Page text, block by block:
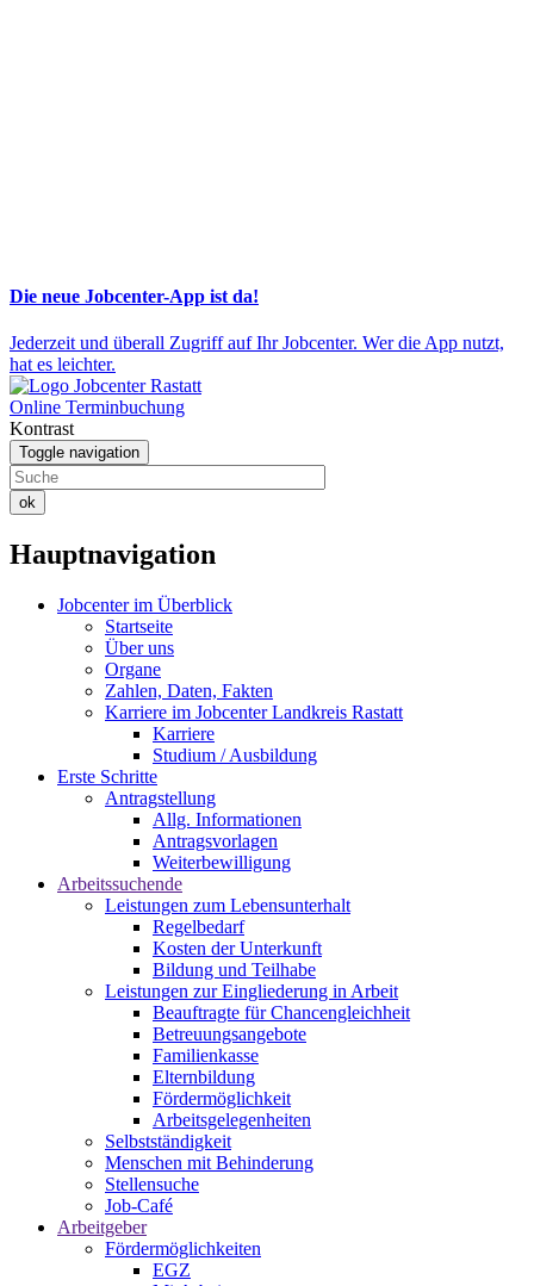
Die neue Jobcenter-App ist da!
Jederzeit und überall Zugriff auf Ihr Jobcenter. Wer die App nutzt,
hat es leichter.
Online Terminbuchung
Kontrast
Toggle navigation
ok
Hauptnavigation
Jobcenter im Überblick
Startseite
Über uns
Organe
Zahlen, Daten, Fakten
Karriere im Jobcenter Landkreis Rastatt
Karriere
Studium / Ausbildung
Erste Schritte
Antragstellung
Allg. Informationen
Antragsvorlagen
Weiterbewilligung
Arbeitssuchende
Leistungen zum Lebensunterhalt
Regelbedarf
Kosten der Unterkunft
Bildung und Teilhabe
Leistungen zur Eingliederung in Arbeit
Beauftragte für Chancengleichheit
Betreuungsangebote
Familienkasse
Elternbildung
Fördermöglichkeit
Arbeitsgelegenheiten
Selbstständigkeit
Menschen mit Behinderung
Stellensuche
Job-Café
Arbeitgeber
Fördermöglichkeiten
EGZ